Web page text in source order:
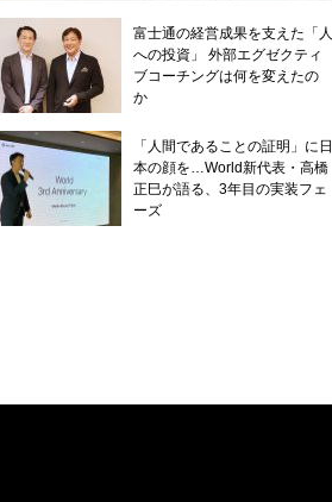
富士通の経営成果を支えた「人
への投資」 外部エグゼクティ
ブコーチングは何を変えたの
か
「人間であることの証明」に日
本の顔を…World新代表・高橋
正巳が語る、3年目の実装フェ
ーズ